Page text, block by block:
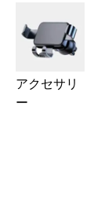
アクセサリ
ー